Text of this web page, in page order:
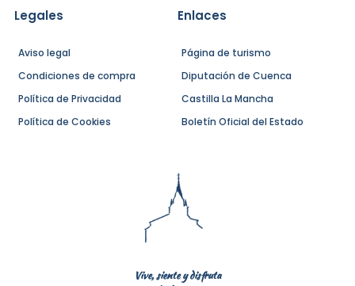
Legales
Aviso legal
Condiciones de compra
Política de Privacidad
Política de Cookies
Enlaces
Página de turismo
Diputación de Cuenca
Castilla La Mancha
Boletín Oficial del Estado
Vive, siente y disfruta